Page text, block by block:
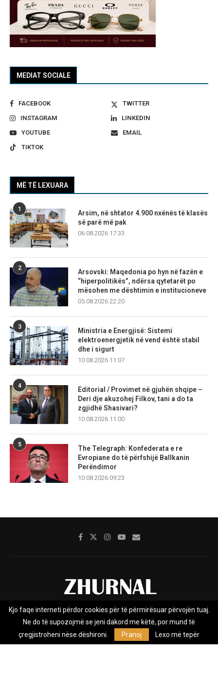
MEDIAT SOCIALE
FACEBOOK
TWITTER
INSTAGRAM
LINKEDIN
YOUTUBE
EMAIL
TIKTOK
MË TË LEXUARA
1
Arsim, në shtator 4.900 nxënës të klasës
së parë më pak
06.08.2026 17:33
2
Arsovski: Maqedonia po hyn në fazën e
“hiperpolitikës”, ndërsa qytetarët po
mësohen me dështimin e institucioneve
05.08.2026 22:20
3
Ministria e Energjisë: Sistemi
elektroenergjetik në vend është stabil
dhe i sigurt
10.08.2026 11:07
4
Editorial / Provimet në gjuhën shqipe –
Deri dje akuzohej Filkov, tani a do ta
zgjidhë Shasivari?
10.08.2026 11:00
5
The Telegraph: Konfederata e re
Evropiane do të përfshijë Ballkanin
Perëndimor
10.08.2026 09:23
Rreth nesh Impresumi Marketing
Privacy Policy
Zhurnal.mk është Agjenci e Lajmeve e pavarur, e themeluar në vitin
Kjo faqe interneti përdor cookies për të përmirësuar përvojën tuaj.
Ne do të supozojmë se jeni dakord me këtë, por mund të
çregjistroheni nëse dëshironi.
Pranoj Lexo më tepër